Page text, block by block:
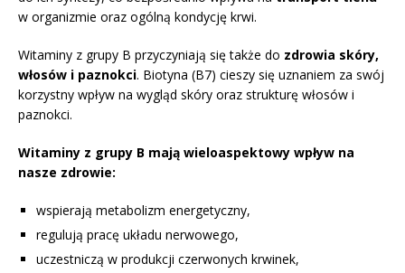
w organizmie oraz ogólną kondycję krwi.
Witaminy z grupy B przyczyniają się także do zdrowia skóry,
włosów i paznokci. Biotyna (B7) cieszy się uznaniem za swój
korzystny wpływ na wygląd skóry oraz strukturę włosów i
paznokci.
Witaminy z grupy B mają wieloaspektowy wpływ na
nasze zdrowie:
wspierają metabolizm energetyczny,
regulują pracę układu nerwowego,
uczestniczą w produkcji czerwonych krwinek,